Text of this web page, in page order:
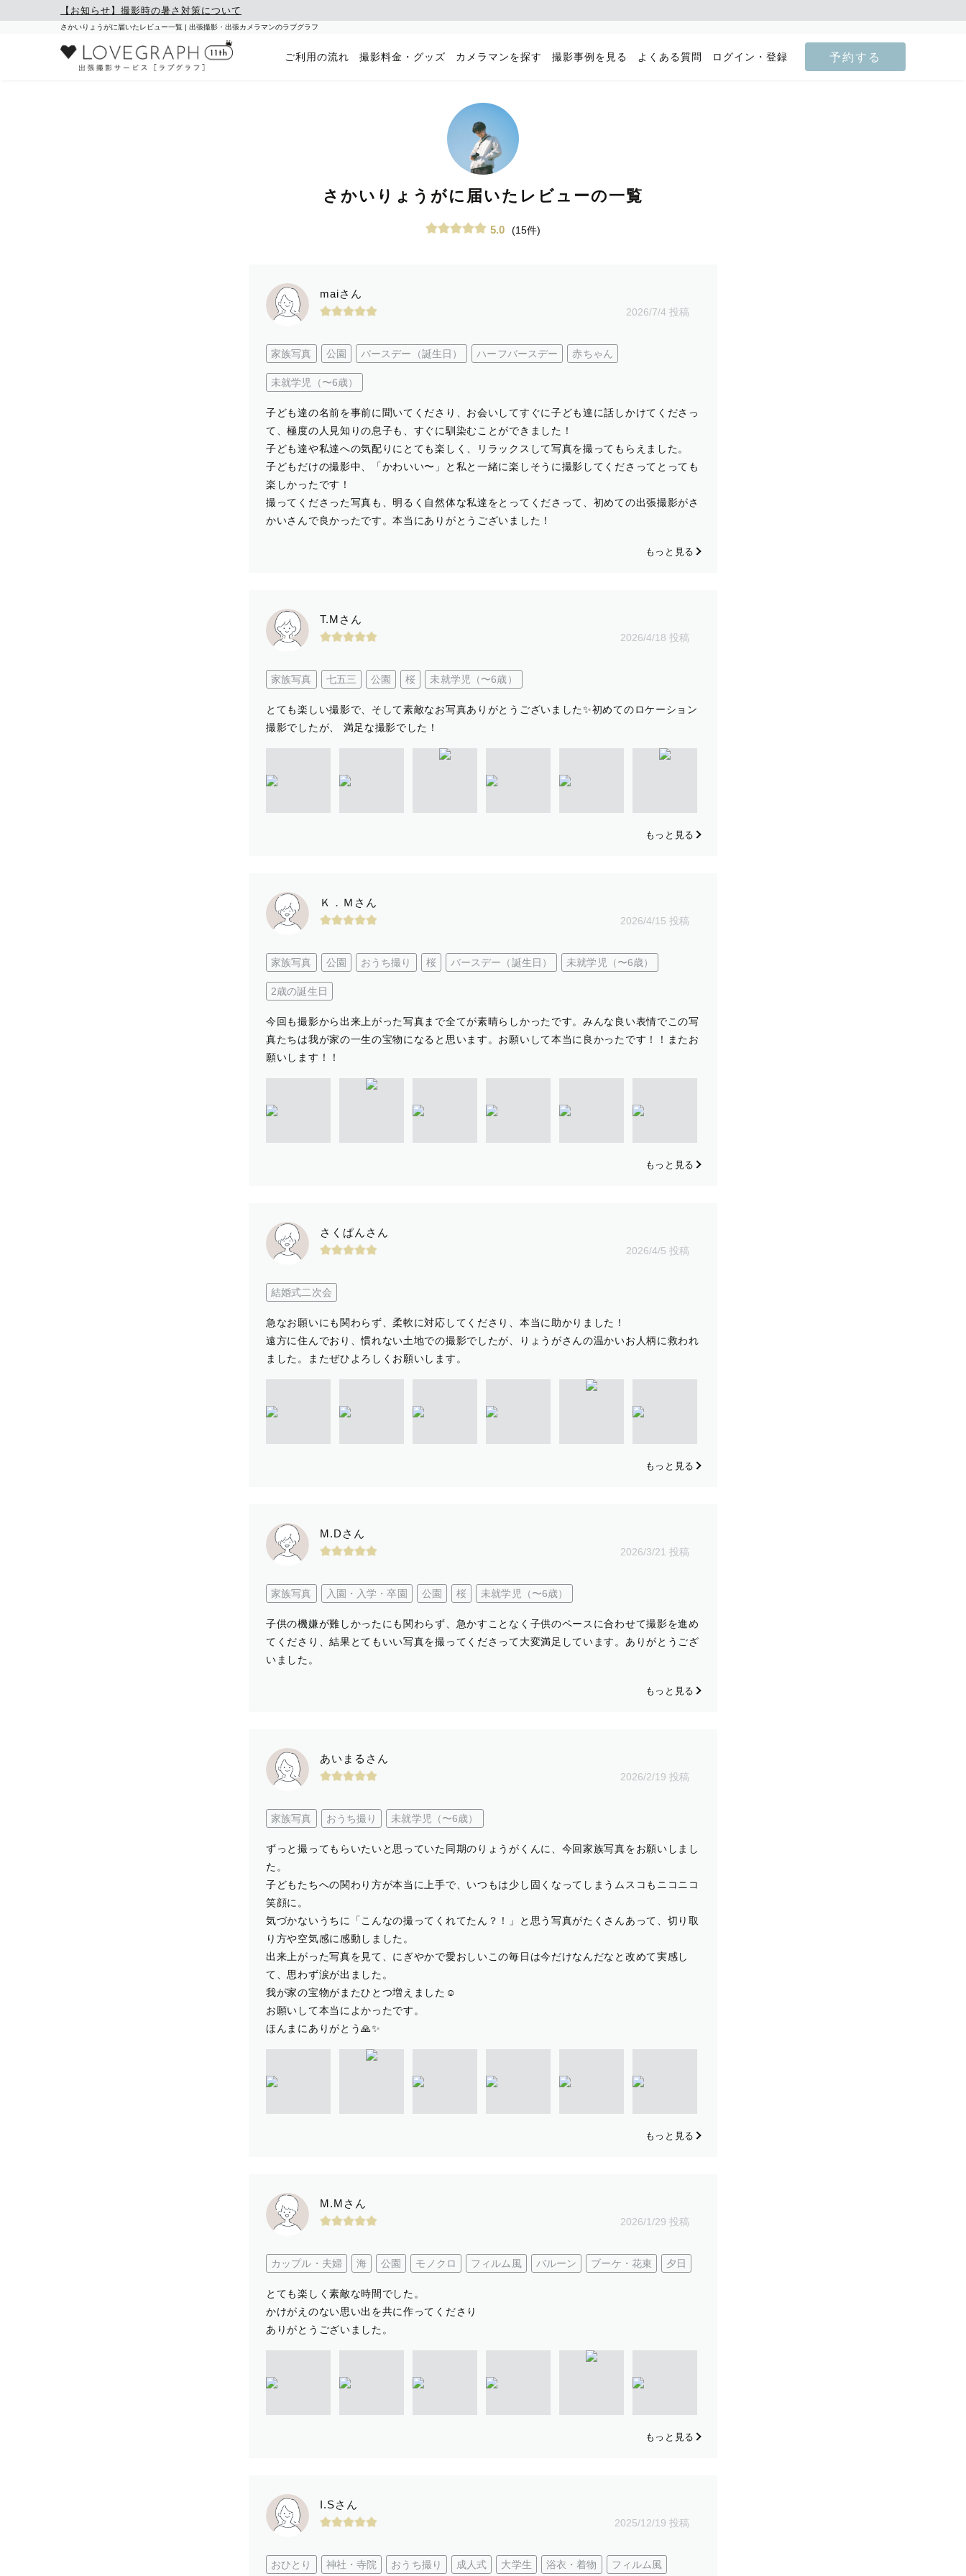
【お知らせ】撮影時の暑さ対策について
さかいりょうがに届いたレビュー一覧 | 出張撮影・出張カメラマンのラブグラフ
ご利用の流れ 撮影料金・グッズ カメラマンを探す 撮影事例を見る よくある質問 ログイン・登録 予約する
さかいりょうがに届いたレビューの一覧
5.0 (15件)
maiさん
2026/7/4 投稿
家族写真 公園 バースデー（誕生日） ハーフバースデー 赤ちゃん
未就学児（〜6歳）
子ども達の名前を事前に聞いてくださり、お会いしてすぐに子ども達に話しかけてくださっ
て、極度の人見知りの息子も、すぐに馴染むことができました！
子ども達や私達への気配りにとても楽しく、リラックスして写真を撮ってもらえました。
子どもだけの撮影中、「かわいい〜」と私と一緒に楽しそうに撮影してくださってとっても
楽しかったです！
撮ってくださった写真も、明るく自然体な私達をとってくださって、初めての出張撮影がさ
かいさんで良かったです。本当にありがとうございました！
もっと見る
T.Mさん
2026/4/18 投稿
家族写真 七五三 公園 桜 未就学児（〜6歳）
とても楽しい撮影で、そして素敵なお写真ありがとうございました✨初めてのロケーション
撮影でしたが、 満足な撮影でした！
もっと見る
Ｋ．Ｍさん
2026/4/15 投稿
家族写真 公園 おうち撮り 桜 バースデー（誕生日） 未就学児（〜6歳）
2歳の誕生日
今回も撮影から出来上がった写真まで全てが素晴らしかったです。みんな良い表情でこの写
真たちは我が家の一生の宝物になると思います。お願いして本当に良かったです！！またお
願いします！！
もっと見る
さくぱんさん
2026/4/5 投稿
結婚式二次会
急なお願いにも関わらず、柔軟に対応してくださり、本当に助かりました！
遠方に住んでおり、慣れない土地での撮影でしたが、りょうがさんの温かいお人柄に救われ
ました。またぜひよろしくお願いします。
もっと見る
M.Dさん
2026/3/21 投稿
家族写真 入園・入学・卒園 公園 桜 未就学児（〜6歳）
子供の機嫌が難しかったにも関わらず、急かすことなく子供のペースに合わせて撮影を進め
てくださり、結果とてもいい写真を撮ってくださって大変満足しています。ありがとうござ
いました。
もっと見る
あいまるさん
2026/2/19 投稿
家族写真 おうち撮り 未就学児（〜6歳）
ずっと撮ってもらいたいと思っていた同期のりょうがくんに、今回家族写真をお願いしまし
た。
子どもたちへの関わり方が本当に上手で、いつもは少し固くなってしまうムスコもニコニコ
笑顔に。
気づかないうちに「こんなの撮ってくれてたん？！」と思う写真がたくさんあって、切り取
り方や空気感に感動しました。
出来上がった写真を見て、にぎやかで愛おしいこの毎日は今だけなんだなと改めて実感し
て、思わず涙が出ました。
我が家の宝物がまたひとつ増えました☺️
お願いして本当によかったです。
ほんまにありがとう🙏✨
もっと見る
M.Mさん
2026/1/29 投稿
カップル・夫婦 海 公園 モノクロ フィルム風 バルーン ブーケ・花束 夕日
とても楽しく素敵な時間でした。
かけがえのない思い出を共に作ってくださり
ありがとうございました。
もっと見る
I.Sさん
2025/12/19 投稿
おひとり 神社・寺院 おうち撮り 成人式 大学生 浴衣・着物 フィルム風